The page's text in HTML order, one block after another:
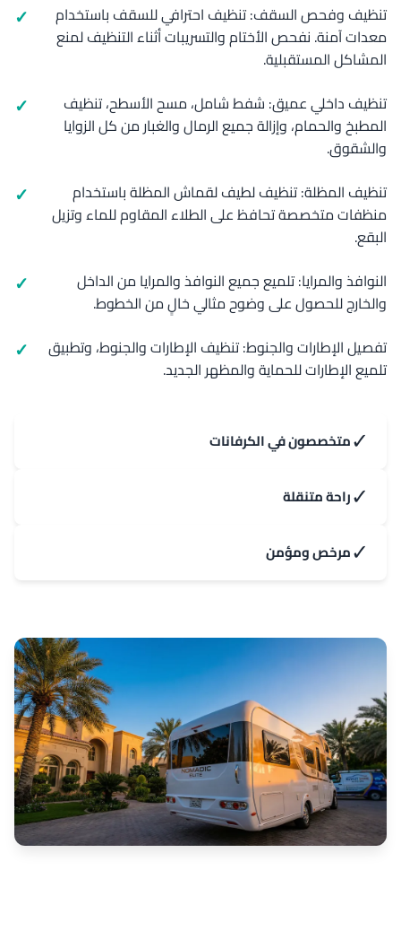
تنظيف وفحص السقف: تنظيف احترافي للسقف باستخدام
معدات آمنة. نفحص الأختام والتسريبات أثناء التنظيف لمنع
المشاكل المستقبلية.
تنظيف داخلي عميق: شفط شامل، مسح الأسطح، تنظيف
المطبخ والحمام، وإزالة جميع الرمال والغبار من كل الزوايا
والشقوق.
تنظيف المظلة: تنظيف لطيف لقماش المظلة باستخدام
منظفات متخصصة تحافظ على الطلاء المقاوم للماء وتزيل
البقع.
النوافذ والمرايا: تلميع جميع النوافذ والمرايا من الداخل
والخارج للحصول على وضوح مثالي خالٍ من الخطوط.
تفصيل الإطارات والجنوط: تنظيف الإطارات والجنوط، وتطبيق
تلميع الإطارات للحماية والمظهر الجديد.
✓متخصصون في الكرفانات
✓راحة متنقلة
✓مرخص ومؤمن